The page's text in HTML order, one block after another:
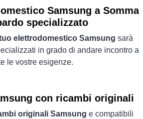
Samsung a Somma
specializzato
elettrodomestico Samsung sarà
in grado di andare incontro a
le vostre esigenze.
con ricambi originali
originali Samsung e compatibili